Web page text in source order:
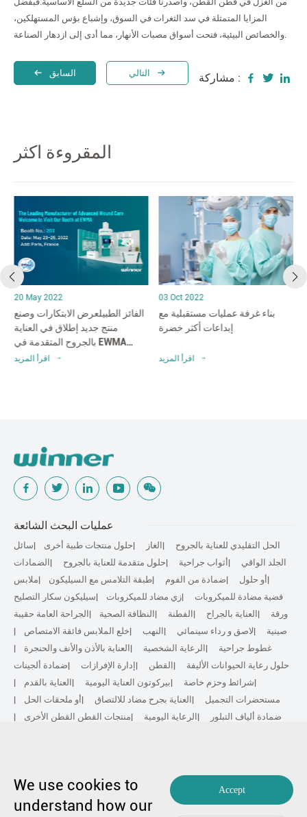
المزايا المتمثلة في سد الثغرات في السوق، وإشباع بؤس المستهلكين،
والخصائص البيئية، فتحت أسواق مصبات الأنهار، مما أدى إلى ازدهار الصناعة.
السابق التالي مشاركة :
المقروءة اكثر
20 May 2022
الفائز الطبيلعرض الابتكارات وصنع
منتج جديد إطلاق في العناية
بالجروح المتقدمة في EWMA
2022.
اقرأ المزيد
03 Oct 2022
بناء غرفة عمليات مستقبلية مع
إبداعات أكثر خضرة
اقرأ المزيد
عمليات البحث الشائعة
الحل التقليدي للعناية بالجروح الغاز حلول منتجات طبية أخرى
سائل
الجلد الواقي
أثواب جراحية حلول متقدمة للعناية بالجروح
الضمادات
أو حلول
ضمادة من الفوم طبقة التلامس مع السيليكون
ملابس
فضية مضادة للميكروبات
زي مضاد للميكروبات
سيليكون سكار التصليح
ورقة
العناية بالجراح الفطنة النظافة الصحية
الجراحة العامة حقيبة
صينية
لاصق و رداء سينمائي النهب
خلع الملابس فائقة الامتصاص
غطوط جراحية
الرعاية الشخصية
العناية بالأذن والأنف والحنجرة
حلول رعاية الحيوانات الأليفة
القطن إدارة الإفرازات
ضمادة ألجينات
شرائط وحزم خاصة
بيركوتون العناية اليومية
العناية بالقدم
مستحضرات التجميل
العناية بجرح مضاد للالتصاق
أو ملحقات الحل
ضمادة ألياف التبلور
الرعاية اليومية
منتجات القطن القطن الأخرى
حقوق الطبع والنشر من شركة الفائز الطبية المحدودة 1991-2023. جميع
مقياسا من برنامج المقارنات الدولية 17048516 قطعة.
خريطة الموقع |
We use cookies to
understand how our
Accept